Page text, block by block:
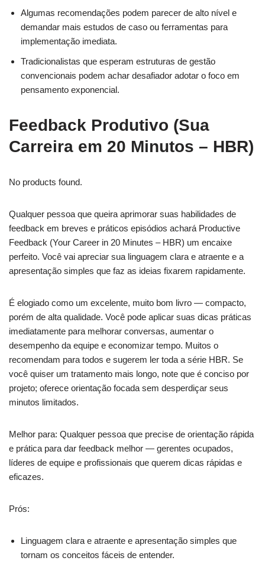
Algumas recomendações podem parecer de alto nível e
demandar mais estudos de caso ou ferramentas para
implementação imediata.
Tradicionalistas que esperam estruturas de gestão
convencionais podem achar desafiador adotar o foco em
pensamento exponencial.
Feedback Produtivo (Sua
Carreira em 20 Minutos – HBR)
No products found.
Qualquer pessoa que queira aprimorar suas habilidades de
feedback em breves e práticos episódios achará Productive
Feedback (Your Career in 20 Minutes – HBR) um encaixe
perfeito. Você vai apreciar sua linguagem clara e atraente e a
apresentação simples que faz as ideias fixarem rapidamente.
É elogiado como um excelente, muito bom livro — compacto,
porém de alta qualidade. Você pode aplicar suas dicas práticas
imediatamente para melhorar conversas, aumentar o
desempenho da equipe e economizar tempo. Muitos o
recomendam para todos e sugerem ler toda a série HBR. Se
você quiser um tratamento mais longo, note que é conciso por
projeto; oferece orientação focada sem desperdiçar seus
minutos limitados.
Melhor para: Qualquer pessoa que precise de orientação rápida
e prática para dar feedback melhor — gerentes ocupados,
líderes de equipe e profissionais que querem dicas rápidas e
eficazes.
Prós:
Linguagem clara e atraente e apresentação simples que
tornam os conceitos fáceis de entender.